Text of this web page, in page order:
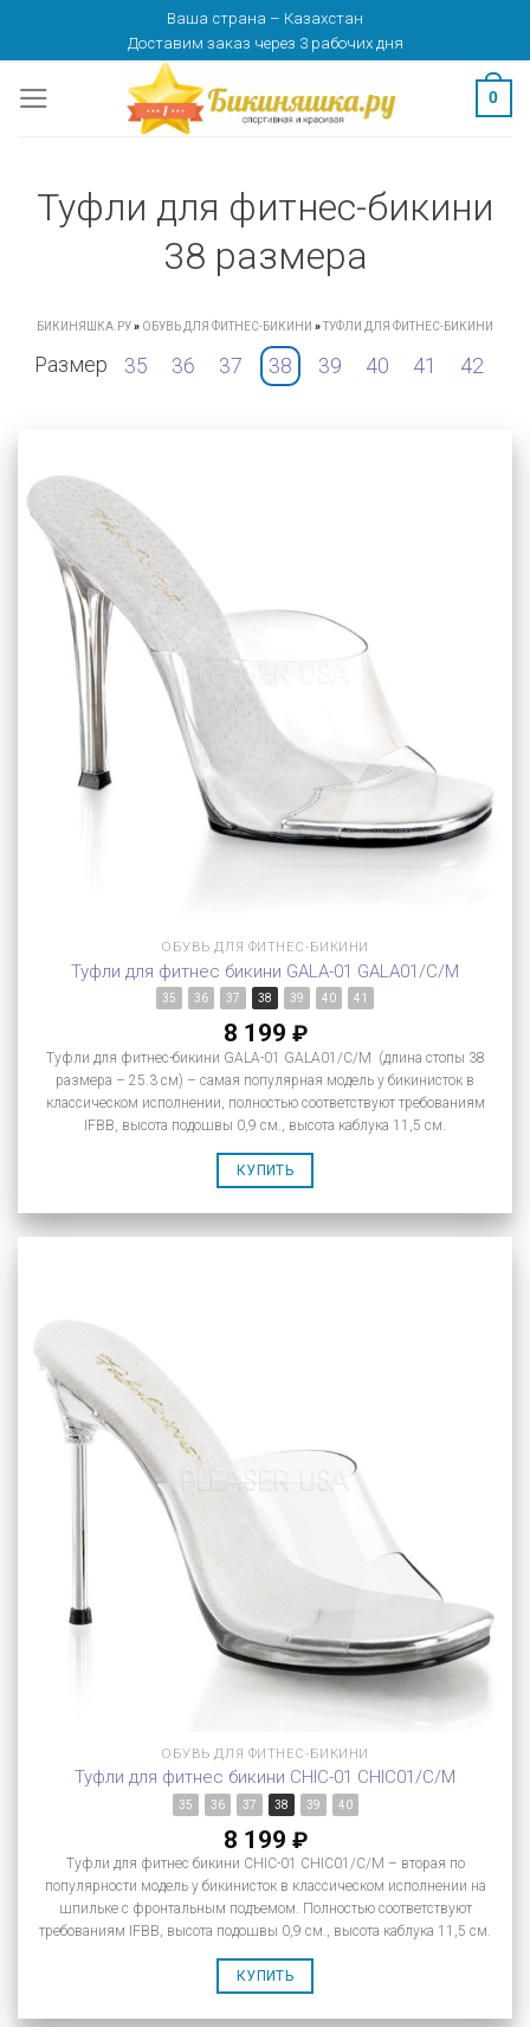
content
Ваша страна – Казахстан
Доставим заказ через 3 рабочих дня
0
Туфли для фитнес-бикини
38 размера
БИКИНЯШКА.РУ» ОБУВЬ ДЛЯ ФИТНЕС-БИКИНИ »ТУФЛИ ДЛЯ ФИТНЕС-БИКИНИ
Размер 35 36 37 38 39 40 41 42
ОБУВЬ ДЛЯ ФИТНЕС-БИКИНИ
Туфли для фитнес бикини GALA-01 GALA01/C/M
35 36 37 38 39 40 41
8 199 ₽
Туфли для фитнес-бикини GALA-01 GALA01/C/M (длина стопы 38
размера – 25.3 см) – самая популярная модель у бикинисток в
классическом исполнении, полностью соответствуют требованиям
IFBB, высота подошвы 0,9 см., высота каблука 11,5 см.
КУПИТЬ
ОБУВЬ ДЛЯ ФИТНЕС-БИКИНИ
Туфли для фитнес бикини CHIC-01 CHIC01/C/M
35 36 37 38 39 40
8 199 ₽
Туфли для фитнес бикини CHIC-01 CHIC01/C/M – вторая по
популярности модель у бикинисток в классическом исполнении на
шпильке с фронтальным подъемом. Полностью соответствуют
требованиям IFBB, высота подошвы 0,9 см., высота каблука 11,5 см.
КУПИТЬ